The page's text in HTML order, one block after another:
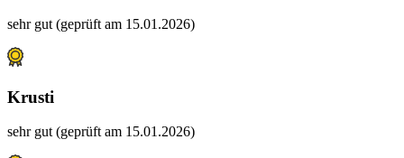
sehr gut (geprüft am 15.01.2026)
Krusti
sehr gut (geprüft am 15.01.2026)